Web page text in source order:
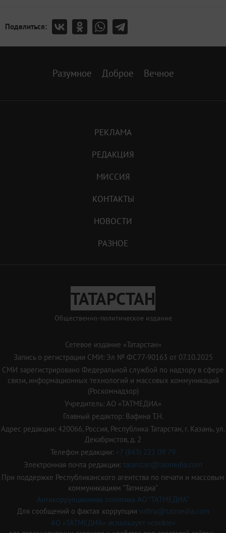
Поделиться:
Разумное Доброе Вечное
РЕКЛАМА
РЕДАКЦИЯ
МИССИЯ
КОНТАКТЫ
НОВОСТИ
РАЗНОЕ
ТАТАРСТАН
Общественно-политическое издание
Сетевое издание «Татарстан»
Запись о регистрации СМИ: Эл № ФС77-90163 от 07.10.2025
СМИ зарегистрировано Федеральной службой по надзору в сфере
связи, информационных технологий и массовых коммуникаций
(Роскомнадзор)
Учредитель: АО «ТАТМЕДИА»
Главный редактор: Вафина Т.Н.
Адрес редакции: 420066, Россия, Республика Татарстан, г. Казань, ул.
Декабристов, д. 2
Телефон редакции: +7 (843) 222 09 79
Электронная почта редакции: tatarstan@tatmedia.com
При поддержке Республиканского агентства по печати и массовым
коммуникациям "Татмедиа"
Антикоррупционная политика АО "ТАТМЕДИА"
Для сообщений о фактах коррупции vafina@tatmedia.com
АО «ТАТМЕДИА» использует «cookie»